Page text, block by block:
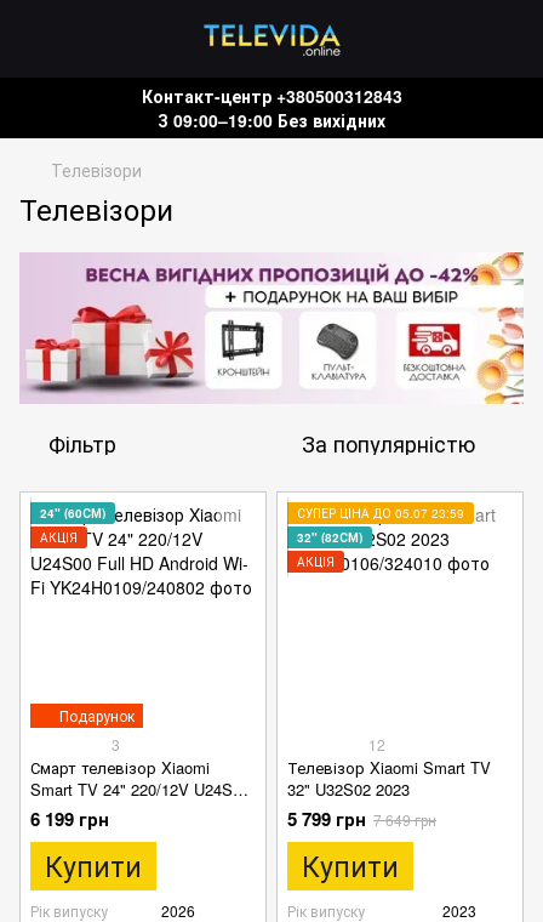
Контакт-центр +380500312843
З 09:00–19:00 Без вихідних
Телевізори
Телевізори
Фільтр За популярністю
Подарунок
24" (60СМ)
АКЦІЯ
3
Смарт телевізор Xiaomi
Smart TV 24" 220/12V U24S00
Full HD Android Wi-Fi
6 199 грн
Купити
Рік випуску
2026
СУПЕР ЦІНА ДО 05.07 23:59
32" (82СМ)
АКЦІЯ
12
Телевізор Xiaomi Smart TV
32" U32S02 2023
5 799 грн 7 649 грн
Купити
Рік випуску
2023